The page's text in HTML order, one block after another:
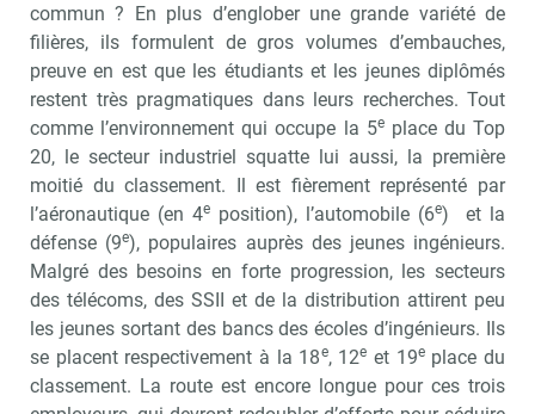
commun ? En plus d’englober une grande variété de
filières, ils formulent de gros volumes d’embauches,
preuve en est que les étudiants et les jeunes diplômés
restent très pragmatiques dans leurs recherches. Tout
comme l’environnement qui occupe la 5eplace du Top
20, le secteur industriel squatte lui aussi, la première
moitié du classement. Il est fièrement représenté par
l’aéronautique (en 4e position), l’automobile (6e) et la
défense (9e), populaires auprès des jeunes ingénieurs.
Malgré des besoins en forte progression, les secteurs
des télécoms, des SSII et de la distribution attirent peu
les jeunes sortant des bancs des écoles d’ingénieurs. Ils
se placent respectivement à la 18e, 12e et 19eplace du
classement. La route est encore longue pour ces trois